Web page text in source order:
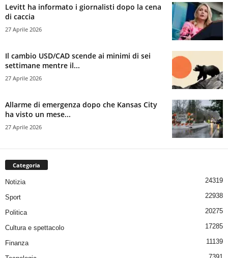
Levitt ha informato i giornalisti dopo la cena
di caccia
27 Aprile 2026
Il cambio USD/CAD scende ai minimi di sei
settimane mentre il...
27 Aprile 2026
Allarme di emergenza dopo che Kansas City
ha visto un mese...
27 Aprile 2026
Categoria
Notizia 24319
Sport 22938
Politica 20275
Cultura e spettacolo 17285
Finanza 11139